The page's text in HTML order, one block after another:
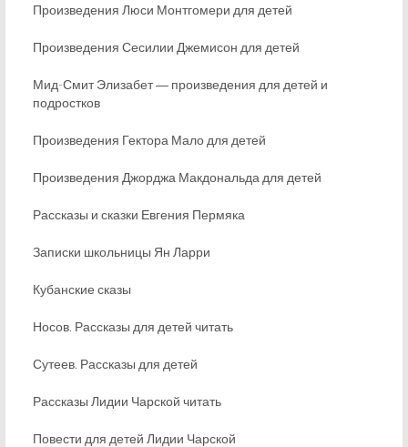
Произведения Люси Монтгомери для детей
Произведения Сесилии Джемисон для детей
Мид-Смит Элизабет ― произведения для детей и
подростков
Произведения Гектора Мало для детей
Произведения Джорджа Макдональда для детей
Рассказы и сказки Евгения Пермяка
Записки школьницы Ян Ларри
Кубанские сказы
Носов. Рассказы для детей читать
Сутеев. Рассказы для детей
Рассказы Лидии Чарской читать
Повести для детей Лидии Чарской